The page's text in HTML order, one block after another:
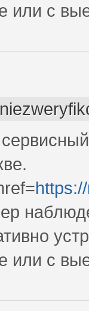
или с
или с